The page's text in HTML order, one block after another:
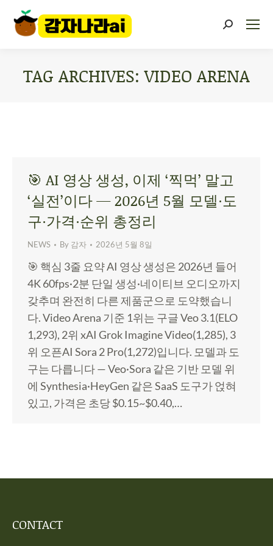
TAG ARCHIVES:VIDEO ARENA
🎯 AI 영상 생성, 이제 ‘찍먹’ 말고
‘실전’이다 — 2026년 5월 모델·도
구·가격·순위 총정리
NEWS By 감자 2026년 5월 8일
🎯 핵심 3줄 요약 AI 영상 생성은 2026년 들어
4K 60fps·2분 단일 생성·네이티브 오디오까지
갖추며 완전히 다른 제품군으로 도약했습니
다. Video Arena 기준 1위는 구글 Veo 3.1(ELO
1,293), 2위 xAI Grok Imagine Video(1,285), 3
위 오픈AI Sora 2 Pro(1,272)입니다. 모델과 도
구는 다릅니다 — Veo·Sora 같은 기반 모델 위
에 Synthesia·HeyGen 같은 SaaS 도구가 얹혀
있고, 가격은 초당 $0.15~$0.40,…
CONTACT